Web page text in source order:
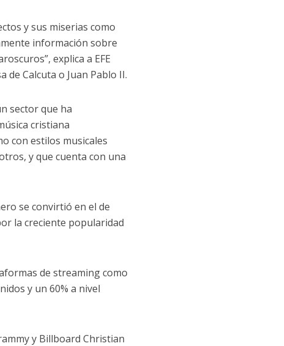
y sus miserias como
información sobre
explica a EFE
de Calcuta o Juan Pablo II.
sector que ha
cristiana
con estilos musicales
y que cuenta con una
se convirtió en el de
la creciente popularidad
de streaming como
y un 60% a nivel
y Billboard Christian